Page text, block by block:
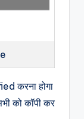
करना होगा
को कॉपी कर